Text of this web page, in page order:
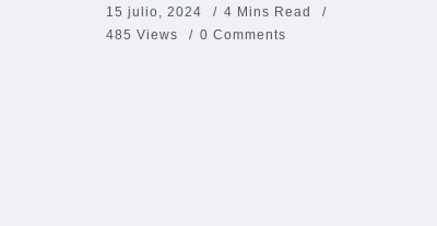
15 julio, 2024
4 Mins Read
485 Views
0 Comments